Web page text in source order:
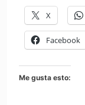
X
Facebook
Me gusta esto: